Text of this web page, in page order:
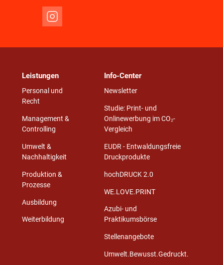
Leistungen
Personal und
Recht
Management &
Controlling
Umwelt &
Nachhaltigkeit
Produktion &
Prozesse
Ausbildung
Weiterbildung
Info-Center
Newsletter
Studie: Print- und
Onlinewerbung im CO₂-
Vergleich
EUDR - Entwaldungsfreie
Druckprodukte
hochDRUCK 2.0
WE.LOVE.PRINT
Azubi- und
Praktikumsbörse
Stellenangebote
Umwelt.Bewusst.Gedruckt.